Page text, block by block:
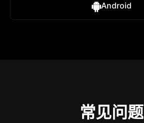
Android
常见问题